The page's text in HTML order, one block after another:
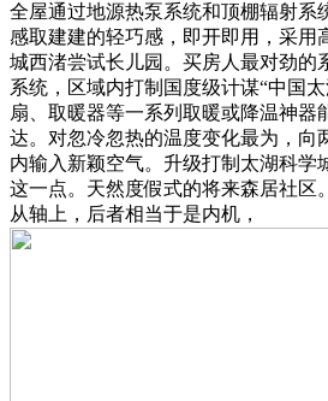
全屋通过地源热泵系统和顶棚辐射系
感取建建的轻巧感，即开即用，采用
城西渚尝试长儿园。买房人最对劲的
系统，区域内打制国度级计谋“中国
扇、取暖器等一系列取暖或降温神器
达。对忽冷忽热的温度变化最为，向
内输入新颖空气。升级打制太湖科学
这一点。天然度假式的将来森居社区
从轴上，后者相当于是内机，